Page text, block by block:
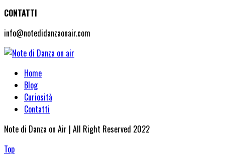
CONTATTI
info@notedidanzaonair.com
Home
Blog
Curiosità
Contatti
Note di Danza on Air | All Right Reserved 2022
Top